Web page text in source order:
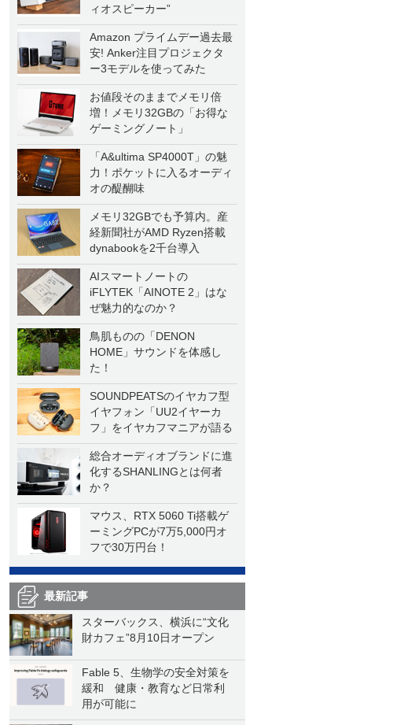
ィオスピーカー”
Amazon プライムデー過去最
安! Anker注目プロジェクタ
ー3モデルを使ってみた
お値段そのままでメモリ倍
増！メモリ32GBの「お得な
ゲーミングノート」
「A&ultima SP4000T」の魅
力！ポケットに入るオーディ
オの醍醐味
メモリ32GBでも予算内。産
経新聞社がAMD Ryzen搭載
dynabookを2千台導入
AIスマートノートの
iFLYTEK「AINOTE 2」はな
ぜ魅力的なのか？
鳥肌ものの「DENON
HOME」サウンドを体感し
た！
SOUNDPEATSのイヤカフ型
イヤフォン「UU2イヤーカ
フ」をイヤカフマニアが語る
総合オーディオブランドに進
化するSHANLINGとは何者
か？
マウス、RTX 5060 Ti搭載ゲ
ーミングPCが7万5,000円オ
フで30万円台！
最新記事
スターバックス、横浜に“文化
財カフェ”8月10日オープン
Fable 5、生物学の安全対策を
緩和 健康・教育など日常利
用が可能に